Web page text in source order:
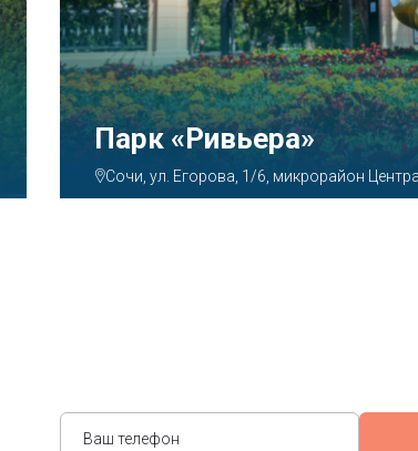
Аквапарк «АКВАЛОО»
Сочи, ул. Декабристов, 78б